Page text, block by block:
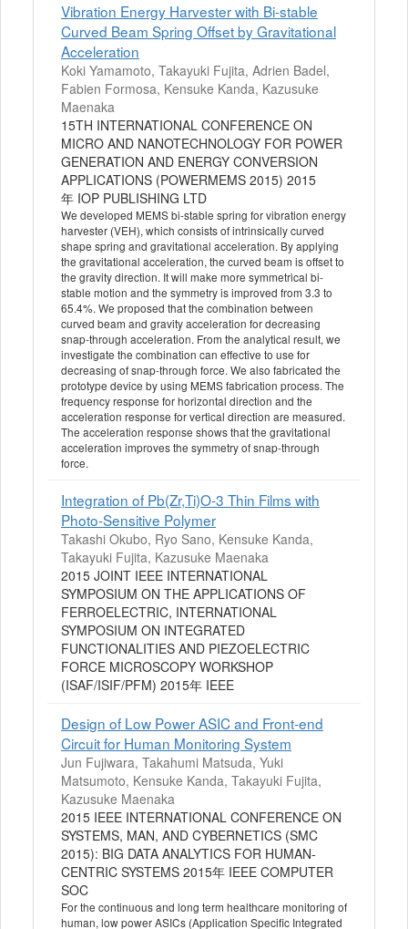
Vibration Energy Harvester with Bi-stable
Curved Beam Spring Offset by Gravitational
Acceleration
Koki Yamamoto, Takayuki Fujita, Adrien Badel,
Fabien Formosa, Kensuke Kanda, Kazusuke
Maenaka
15TH INTERNATIONAL CONFERENCE ON
MICRO AND NANOTECHNOLOGY FOR POWER
GENERATION AND ENERGY CONVERSION
APPLICATIONS (POWERMEMS 2015) 2015
年 IOP PUBLISHING LTD
We developed MEMS bi-stable spring for vibration energy
harvester (VEH), which consists of intrinsically curved
shape spring and gravitational acceleration. By applying
the gravitational acceleration, the curved beam is offset to
the gravity direction. It will make more symmetrical bi-
stable motion and the symmetry is improved from 3.3 to
65.4%. We proposed that the combination between
curved beam and gravity acceleration for decreasing
snap-through acceleration. From the analytical result, we
investigate the combination can effective to use for
decreasing of snap-through force. We also fabricated the
prototype device by using MEMS fabrication process. The
frequency response for horizontal direction and the
acceleration response for vertical direction are measured.
The acceleration response shows that the gravitational
acceleration improves the symmetry of snap-through
force.
Integration of Pb(Zr,Ti)O-3 Thin Films with
Photo-Sensitive Polymer
Takashi Okubo, Ryo Sano, Kensuke Kanda,
Takayuki Fujita, Kazusuke Maenaka
2015 JOINT IEEE INTERNATIONAL
SYMPOSIUM ON THE APPLICATIONS OF
FERROELECTRIC, INTERNATIONAL
SYMPOSIUM ON INTEGRATED
FUNCTIONALITIES AND PIEZOELECTRIC
FORCE MICROSCOPY WORKSHOP
(ISAF/ISIF/PFM) 2015年 IEEE
Design of Low Power ASIC and Front-end
Circuit for Human Monitoring System
Jun Fujiwara, Takahumi Matsuda, Yuki
Matsumoto, Kensuke Kanda, Takayuki Fujita,
Kazusuke Maenaka
2015 IEEE INTERNATIONAL CONFERENCE ON
SYSTEMS, MAN, AND CYBERNETICS (SMC
2015): BIG DATA ANALYTICS FOR HUMAN-
CENTRIC SYSTEMS 2015年 IEEE COMPUTER
SOC
For the continuous and long term healthcare monitoring of
human, low power ASICs (Application Specific Integrated